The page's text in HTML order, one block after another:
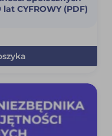
CYFROWY (PDF)